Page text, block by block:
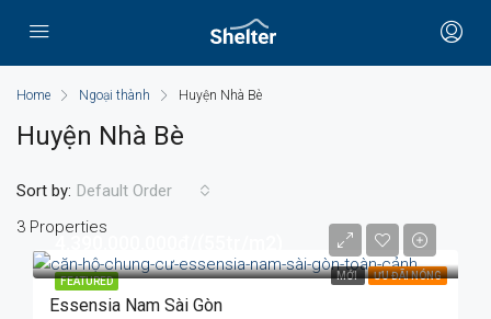
Home Ngoại thành Huyện Nhà Bè
Huyện Nhà Bè
3 Properties
Sort by: Default Order
FEATURED MỚI ƯU ĐÃI NÓNG
4.390.000.000đ/(55tr/m2)
Essensia Nam Sài Gòn